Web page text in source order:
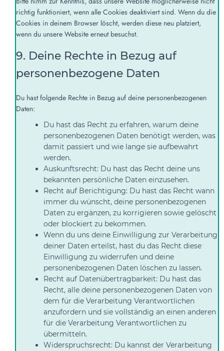
richtig funktioniert, wenn alle Cookies deaktiviert sind. Wenn du die
Cookies in deinem Browser löscht, werden diese neu platziert,
wenn du unsere Website erneut besuchst.
9. Deine Rechte in Bezug auf
personenbezogene Daten
Du hast folgende Rechte in Bezug auf deine personenbezogenen
Daten:
Du hast das Recht zu erfahren, warum deine
personenbezogenen Daten benötigt werden, was
damit passiert und wie lange sie aufbewahrt
werden.
Auskunftsrecht: Du hast das Recht deine uns
bekannten persönliche Daten einzusehen.
Recht auf Berichtigung: Du hast das Recht wann
immer du wünscht, deine personenbezogenen
Daten zu ergänzen, zu korrigieren sowie gelöscht
oder blockiert zu bekommen.
Wenn du uns deine Einwilligung zur Verarbeitung
deiner Daten erteilst, hast du das Recht diese
Einwilligung zu widerrufen und deine
personenbezogenen Daten löschen zu lassen.
Recht auf Datenübertragbarkeit: Du hast das
Recht, alle deine personenbezogenen Daten von
dem für die Verarbeitung Verantwortlichen
anzufordern und sie vollständig an einen anderen
für die Verarbeitung Verantwortlichen zu
übermitteln.
Widerspruchsrecht: Du kannst der Verarbeitung